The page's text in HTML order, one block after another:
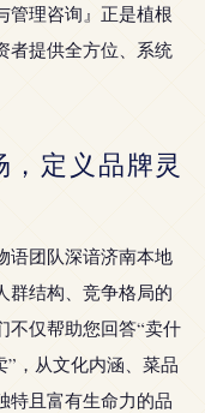
管理咨询』正是植根
者提供全方位、系统
定义品牌灵
语团队深谙济南本地
群结构、竞争格局的
不仅帮助您回答“卖什
”，从文化内涵、菜品
特且富有生命力的品